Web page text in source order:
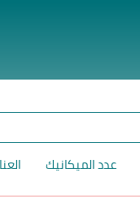
عدد الميكانيك